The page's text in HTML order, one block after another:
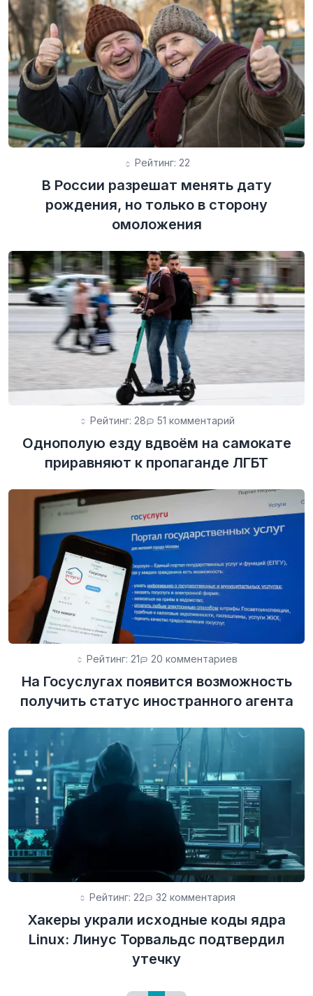
Рейтинг: 22
В России разрешат менять дату
рождения, но только в сторону
омоложения
Рейтинг: 28 51 комментарий
Однополую езду вдвоём на самокате
приравняют к пропаганде ЛГБТ
Рейтинг: 21 20 комментариев
На Госуслугах появится возможность
получить статус иностранного агента
Рейтинг: 22 32 комментария
Хакеры украли исходные коды ядра
Linux: Линус Торвальдс подтвердил
утечку